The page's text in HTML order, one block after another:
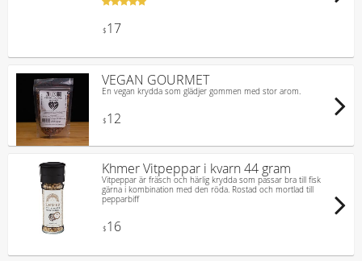
$ 17
VEGAN GOURMET
En vegan krydda som glädjer gommen med stor arom.
$ 12
Khmer Vitpeppar i kvarn 44 gram
Vitpeppar är fräsch och härlig krydda som passar bra till fisk
gärna i kombination med den röda. Rostad och mortlad till
pepparbiff
$ 16